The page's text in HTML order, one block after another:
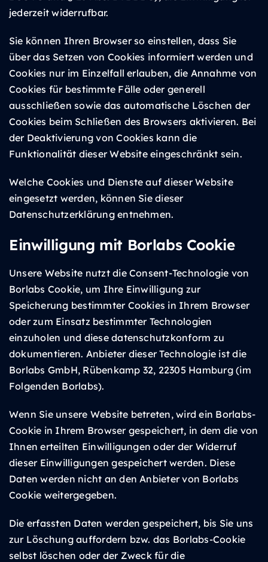
jederzeit widerrufbar.
Sie können Ihren Browser so einstellen, dass Sie
über das Setzen von Cookies informiert werden und
Cookies nur im Einzelfall erlauben, die Annahme von
Cookies für bestimmte Fälle oder generell
ausschließen sowie das automatische Löschen der
Cookies beim Schließen des Browsers aktivieren. Bei
der Deaktivierung von Cookies kann die
Funktionalität dieser Website eingeschränkt sein.
Welche Cookies und Dienste auf dieser Website
eingesetzt werden, können Sie dieser
Datenschutzerklärung entnehmen.
Einwilligung mit Borlabs Cookie
Unsere Website nutzt die Consent-Technologie von
Borlabs Cookie, um Ihre Einwilligung zur
Speicherung bestimmter Cookies in Ihrem Browser
oder zum Einsatz bestimmter Technologien
einzuholen und diese datenschutzkonform zu
dokumentieren. Anbieter dieser Technologie ist die
Borlabs GmbH, Rübenkamp 32, 22305 Hamburg (im
Folgenden Borlabs).
Wenn Sie unsere Website betreten, wird ein Borlabs-
Cookie in Ihrem Browser gespeichert, in dem die von
Ihnen erteilten Einwilligungen oder der Widerruf
dieser Einwilligungen gespeichert werden. Diese
Daten werden nicht an den Anbieter von Borlabs
Cookie weitergegeben.
Die erfassten Daten werden gespeichert, bis Sie uns
zur Löschung auffordern bzw. das Borlabs-Cookie
selbst löschen oder der Zweck für die